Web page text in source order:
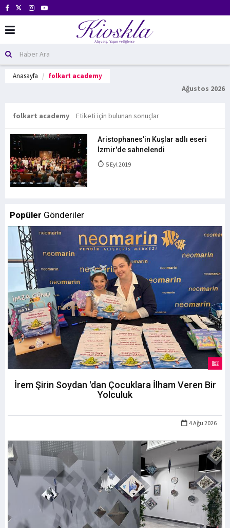
Anasayfa folkart academy
Ağustos 2026
folkart academy Etiketi için bulunan sonuçlar
Aristophanes’in Kuşlar adlı eseri
İzmir'de sahnelendi
5 Eyl 2019
Popüler Gönderiler
İrem Şirin Soydan 'dan Çocuklara İlham Veren Bir
Yolculuk
4 Ağu 2026